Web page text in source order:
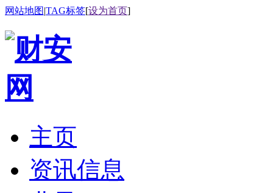
网站地图|TAG标签[设为首页]
主页
资讯信息